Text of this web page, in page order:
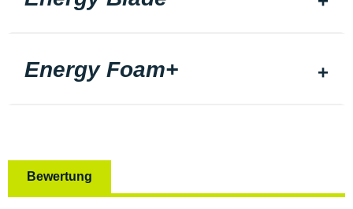
Energy Foam+
Bewertung